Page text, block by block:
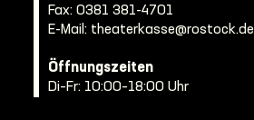
Fax: 0381 381-4701
E-Mail: theaterkasse@rostock.de
Öffnungszeiten
Di–Fr: 10:00–18:00 Uhr